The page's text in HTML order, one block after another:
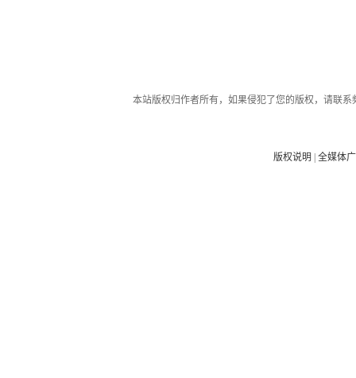
本站版权归作者所有，如果侵犯了您的版权，请联
版权说明 |全媒体